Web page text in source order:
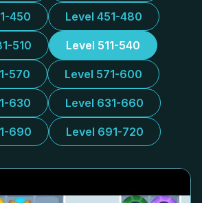
450 Level 451-480
510 Level 511-540
570 Level 571-600
630 Level 631-660
690 Level 691-720